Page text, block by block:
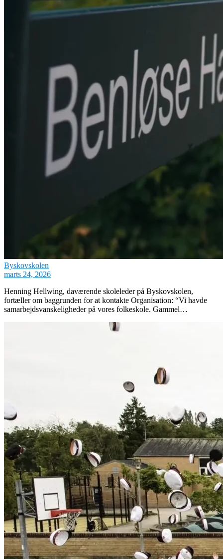
Byskovskolen
marts 24, 2026
Henning Hellwing, daværende skoleleder på Byskovskolen,
fortæller om baggrunden for at kontakte Organisation: “Vi havde
samarbejdsvanskeligheder på vores folkeskole. Gammel…